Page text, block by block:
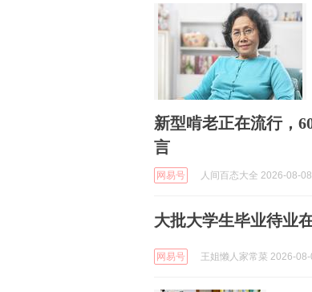
新型啃老正在流行，
言
网易号 人间百态大全 2026-08-08
大批大学生毕业待业
网易号 王姐懒人家常菜 2026-08-